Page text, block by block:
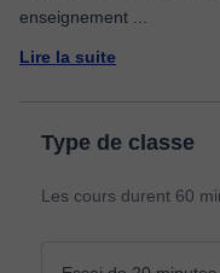
enseignement
Lire la suite
Type de classe
Les cours durent 60